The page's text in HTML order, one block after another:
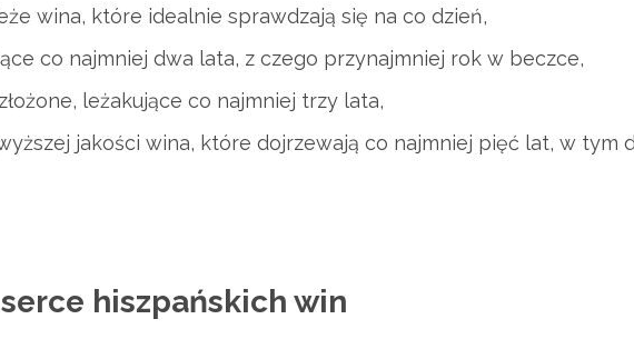
wina, które idealnie sprawdzają się na co dzień,
co najmniej dwa lata, z czego przynajmniej rok w beczce,
leżakujące co najmniej trzy lata,
jakości wina, które dojrzewają co najmniej pięć lat, w tym
hiszpańskich win